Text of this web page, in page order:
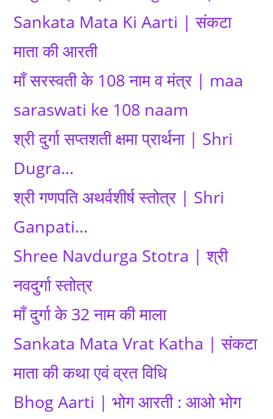
Sankata Mata Ki Aarti | संकटा
माता की आरती
माँ सरस्वती के 108 नाम व मंत्र | maa
saraswati ke 108 naam
श्री दुर्गा सप्तशती क्षमा प्रार्थना | Shri
Dugra…
श्री गणपति अथर्वशीर्ष स्तोत्र | Shri
Ganpati…
Shree Navdurga Stotra | श्री
नवदुर्गा स्तोत्र
माँ दुर्गा के 32 नाम की माला
Sankata Mata Vrat Katha | संकटा
माता की कथा एवं व्रत विधि
Bhog Aarti | भोग आरती : आओ भोग